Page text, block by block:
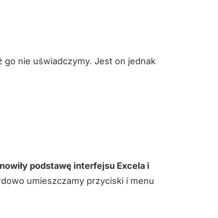
go nie uświadczymy. Jest on jednak
podstawę interfejsu Excela i
umieszczamy przyciski i menu